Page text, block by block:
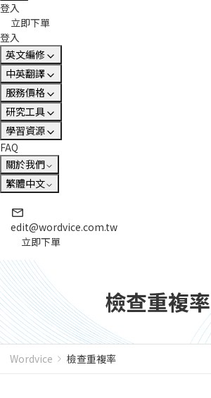
登入
立即下單
登入
英文編修
中英翻譯
服務價格
研究工具
學習資源
FAQ
關於我們
繁體中文
edit@wordvice.com.tw
立即下單
檢查重複率
Wordvice 檢查重複率